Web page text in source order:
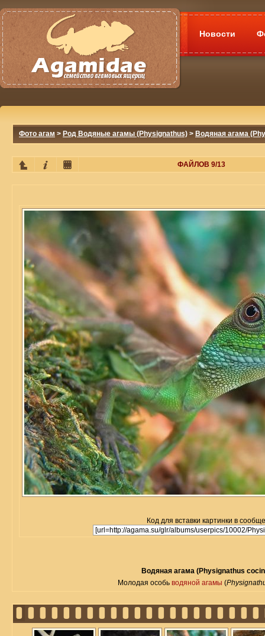
Новости
Фото агам > Род Водяные агамы (Physignathus) > Водяная агама
ФАЙЛОВ 9/13
Код для вставки картинки в
Водяная агама (Physignathus
Молодая особьводяной агамы (